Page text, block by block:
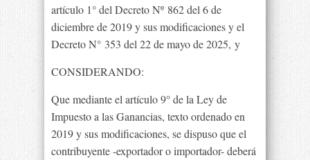
artículo 1° del Decreto Nº 862 del 6 de
diciembre de 2019 y sus modificaciones y el
Decreto N° 353 del 22 de mayo de 2025, y
CONSIDERANDO:
Que mediante el artículo 9° de la Ley de
Impuesto a las Ganancias, texto ordenado en
2019 y sus modificaciones, se dispuso que el
contribuyente -exportador o importador- deberá